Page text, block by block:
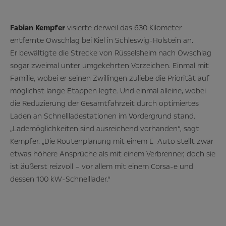
Fabian Kempfer visierte derweil das 630 Kilometer
entfernte Owschlag bei Kiel in Schleswig-Holstein an.
Er bewältigte die Strecke von Rüsselsheim nach Owschlag
sogar zweimal unter umgekehrten Vorzeichen. Einmal mit
Familie, wobei er seinen Zwillingen zuliebe die Priorität auf
möglichst lange Etappen legte. Und einmal alleine, wobei
die Reduzierung der Gesamtfahrzeit durch optimiertes
Laden an Schnellladestationen im Vordergrund stand.
„Lademöglichkeiten sind ausreichend vorhanden“, sagt
Kempfer. „Die Routenplanung mit einem E-Auto stellt zwar
etwas höhere Ansprüche als mit einem Verbrenner, doch sie
ist äußerst reizvoll – vor allem mit einem Corsa-e und
dessen 100 kW-Schnelllader.“